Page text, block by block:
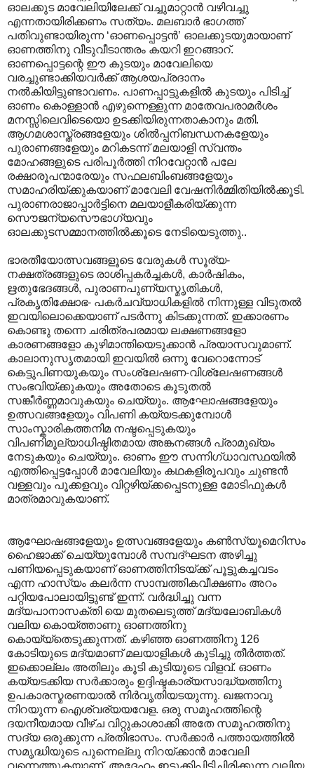
ഓലക്കുട മാവേലിയിലേക്ക് വച്ചുമാറ്റാൻ വഴിവച്ചു
എന്നതായിരിക്കണം സത്യം. മലബാർ ഭാഗത്ത്
പതിവുണ്ടായിരുന്ന ‘ഓണപ്പൊട്ടൻ’ ഓലക്കുടയുമായാണ്
ഓണത്തിനു വീടുവീടാന്തരം കയറി ഇറങ്ങാറ്.
ഓണപ്പൊട്ടന്റെ ഈ കുടയും മാവേലിയെ
വരച്ചുണ്ടാക്കിയവർക്ക് ആശയപ്രദാനം
നൽകിയിട്ടുണ്ടാവണം. പാണപ്പാട്ടുകളിൽ കുടയും പിടിച്ച്
ഓണം കൊള്ളാൻ എഴുന്നെള്ളുന്ന മാതേവപരാമർശം
മനസ്സിലെവിടെയൊ ഉടക്കിയിരുന്നതാകാനും മതി.
ആഗമശാസ്ത്രങ്ങളേയും ശിൽ‌പ്പനിബന്ധനകളേയും
പുരാണങ്ങളേയും മറികടന്ന് മലയാളി സ്വന്തം
മോഹങ്ങളുടെ പരിപൂർത്തി നിറവേറ്റാൻ പലേ
രക്ഷാരൂപന്മാരേയും സഫലബിംബങ്ങളേയും
സമാഹരിയ്ക്കുകയാണ് മാവേലി വേഷനിർമ്മിതിയിൽക്കൂടി.
പുരാണരാജാപ്പാർട്ടിനെ മലയാളീകരിയ്ക്കുന്ന
സൌജന്യസൌഭാഗ്യവും
ഓലക്കുടസമ്മാനത്തിൽക്കൂടെ നേടിയെടുത്തു..
ഭാരതീയോത്സവങ്ങളൂടെ വേരുകൾ സൂര്യ-
നക്ഷത്രങ്ങളുടെ രാശിപ്പകർച്ചകൾ, കാർഷികം,
ഋതുഭേദങ്ങൾ, പുരാണപുണ്യസ്മൃതികൾ,
പ്രകൃതിക്ഷോഭ- പകർചവ്യാധികളിൽ നിന്നുള്ള വിടുതൽ
ഇവയിലൊക്കെയാണ് പടർന്നു കിടക്കുന്നത്. ഇക്കാരണം
കൊണ്ടു തന്നെ ചരിത്രപരമായ ലക്ഷണങ്ങളോ
കാരണങ്ങളോ കുഴിമാന്തിയെടുക്കാൻ പ്രയാസവുമാണ്.
കാലാനുസൃതമായി ഇവയിൽ ഒന്നു വേറൊന്നോട്
കെട്ടുപിണയുകയും സംശ്ലേഷണ-വിശ്ലേഷണങ്ങൾ
സംഭവിയ്ക്കുകയും അതോടെ കൂടുതൽ
സങ്കീർണ്ണമാവുകയും ചെയ്യും. ആഘോഷങ്ങളേയും
ഉത്സവങ്ങളേയും വിപണി കയ്യടക്കുമ്പോൾ
സാംസ്കാരികത്തനിമ നഷ്ടപ്പെടുകയും
വിപണിമൂല്യാധിഷ്ഠിതമായ അങ്കനങ്ങൾ പ്രാമുഖ്യം
നേടുകയും ചെയ്യും. ഓണം ഈ സന്നിഗ്ധാവസ്ഥയിൽ
എത്തിപ്പെട്ടപ്പോൾ മാവേലിയും കഥകളിരൂപവും ചുണ്ടൻ
വള്ളവും പൂക്കളവും വിറ്റഴിയ്ക്കപ്പെടനുള്ള മോടിഫുകൾ
മാത്രമാവുകയാണ്.
ആഘോഷങ്ങളേയും ഉത്സവങ്ങളേയും കൺസ്യൂമെറിസം
ഹൈജാക്ക് ചെയ്യുമ്പോൾ സമ്പദ്ഘടന അഴിച്ചു
പണിയപ്പെടുകയാണ് ഓണത്തിനിടയ്ക്ക് പൂട്ടുകച്ചവടം
എന്ന ഹാസ്യം കലർന്ന സാമ്പത്തികവീക്ഷണം അറം
പറ്റിയപോലായിട്ടുണ്ട് ഇന്ന്. വർദ്ധിച്ചു വന്ന
മദ്യപാനാസക്തി യെ മുതലെടുത്ത് മദ്യലോബികൾ
വലിയ കൊയ്ത്താണു ഓണത്തിനു
കൊയ്യ്തെടുക്കുന്നത്. കഴിഞ്ഞ ഓണത്തിനു 126
കോടിയുടെ മദ്യമാണ് മലയാളികൾ കുടിച്ചു തീർത്തത്.
ഇക്കൊല്ലം അതിലും കൂടി കുടിയുടെ വിളവ്. ഓണം
കയ്യടക്കിയ സർക്കാരും ഉദ്ദിഷ്ടകാര്യസാദ്ധ്യത്തിനു
ഉപകാരസ്മരണയാൽ നിർവൃതിയടയുന്നു. ഖജനാവു
നിറയുന്ന ഐശ്വര്യയവേള. ഒരു സമൂഹത്തിന്റെ
ദയനീയമായ വീഴ്ച വിറ്റുകാശാക്കി അതേ സമൂഹത്തിനു
സദ്യ ഒരുക്കുന്ന പ്രതിഭാസം. സർക്കാർ പത്തായത്തിൽ
സമൃദ്ധിയുടെ പുന്നെല്ലു നിറയ്ക്കാൻ മാവേലി
വന്നെത്തുകയാണ്. അദ്ദേഹം ഇടുക്കിപ്പിടിച്ചിരിക്കുന്ന വലിയ